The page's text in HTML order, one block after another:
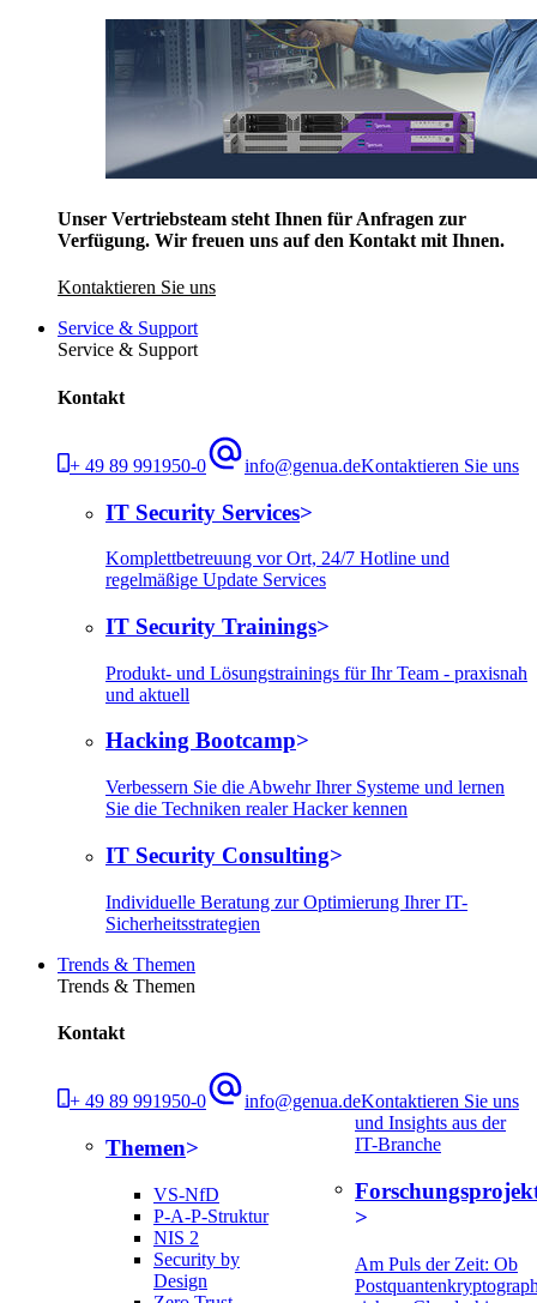
Unser Vertriebsteam steht Ihnen für Anfragen zur
Verfügung. Wir freuen uns auf den Kontakt mit Ihnen.
Kontaktieren Sie uns
Service & Support
Service & Support
Kontakt
+ 49 89 991950-0 info@genua.deKontaktieren Sie uns
IT Security Services
Komplettbetreuung vor Ort, 24/7 Hotline und
regelmäßige Update Services
IT Security Trainings
Produkt- und Lösungstrainings für Ihr Team - praxisnah
und aktuell
Hacking Bootcamp
Verbessern Sie die Abwehr Ihrer Systeme und lernen
Sie die Techniken realer Hacker kennen
IT Security Consulting
Individuelle Beratung zur Optimierung Ihrer IT-
Sicherheitsstrategien
Trends & Themen
Trends & Themen
Kontakt
+ 49 89 991950-0 info@genua.deKontaktieren Sie uns
Themen
VS-NfD
P-A-P-Struktur
NIS 2
Security by
Design
und Insights aus der
IT-Branche
Am Puls der Zeit: Ob